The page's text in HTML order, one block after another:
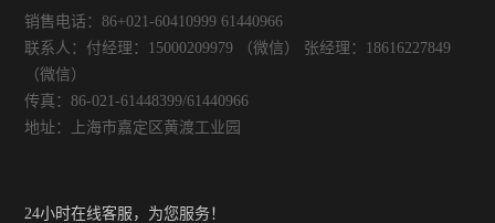
销售电话：86+021-60410999 61440966
联系人：付经理：15000209979 （微信） 张经理：18616227849
（微信）
传真：86-021-61448399/61440966
地址：上海市嘉定区黄渡工业园
24小时在线客服，为您服务！